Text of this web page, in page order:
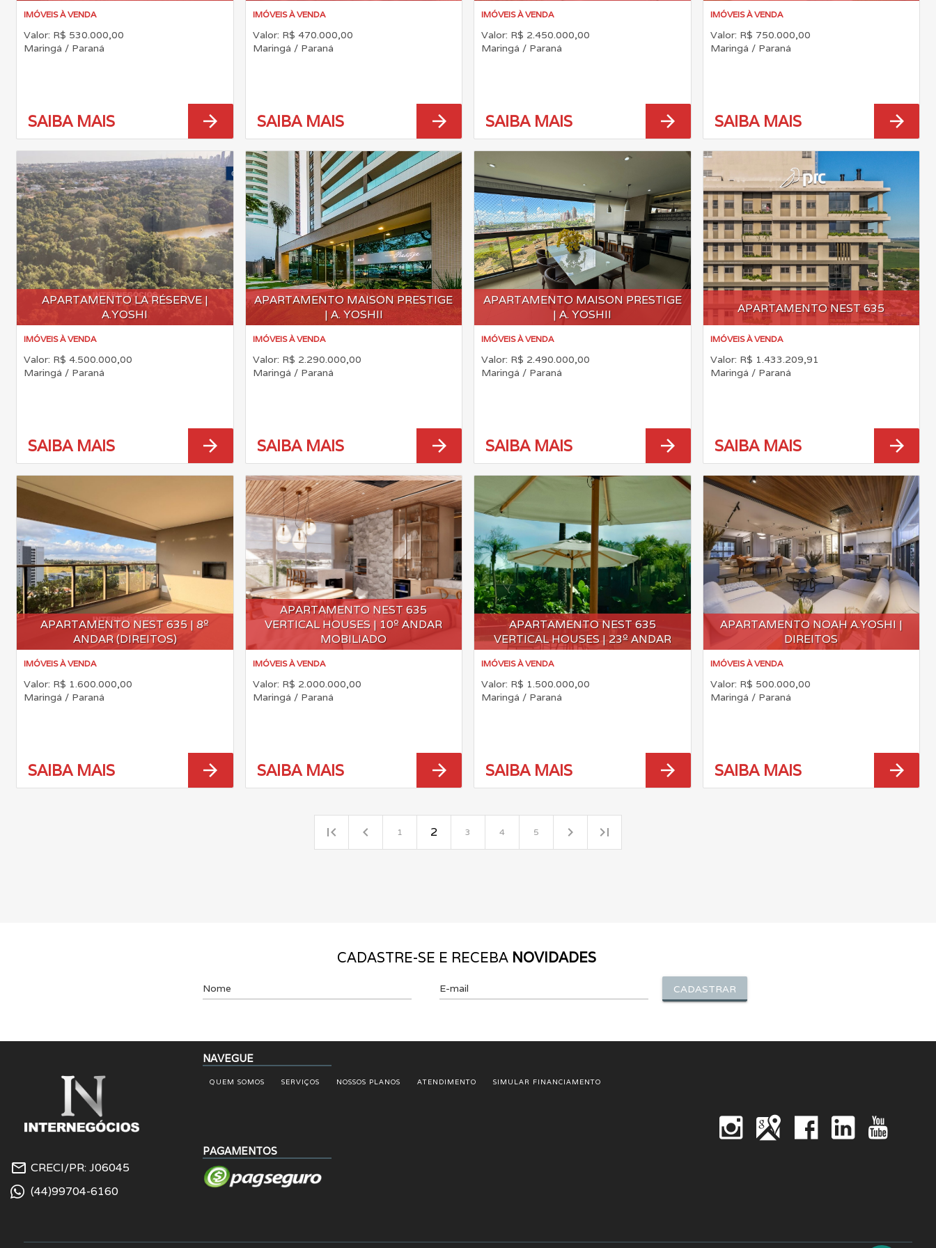
IMÓVEIS À VENDA
Valor: R$ 530.000,00
Maringá / Paraná
SAIBA MAIS arrow_forward
IMÓVEIS À VENDA
Valor: R$ 470.000,00
Maringá / Paraná
SAIBA MAIS arrow_forward
IMÓVEIS À VENDA
Valor: R$ 2.450.000,00
Maringá / Paraná
SAIBA MAIS arrow_forward
IMÓVEIS À VENDA
Valor: R$ 750.000,00
Maringá / Paraná
SAIBA MAIS arrow_forward
APARTAMENTO LA RÉSERVE |
A.YOSHI
IMÓVEIS À VENDA
Valor: R$ 4.500.000,00
Maringá / Paraná
SAIBA MAIS arrow_forward
APARTAMENTO MAISON PRESTIGE
| A. YOSHII
IMÓVEIS À VENDA
Valor: R$ 2.290.000,00
Maringá / Paraná
SAIBA MAIS arrow_forward
APARTAMENTO MAISON PRESTIGE
| A. YOSHII
IMÓVEIS À VENDA
Valor: R$ 2.490.000,00
Maringá / Paraná
SAIBA MAIS arrow_forward
APARTAMENTO NEST 635
IMÓVEIS À VENDA
Valor: R$ 1.433.209,91
Maringá / Paraná
SAIBA MAIS arrow_forward
APARTAMENTO NEST 635 | 8º
ANDAR (DIREITOS)
IMÓVEIS À VENDA
Valor: R$ 1.600.000,00
Maringá / Paraná
SAIBA MAIS arrow_forward
APARTAMENTO NEST 635
VERTICAL HOUSES | 10º ANDAR
MOBILIADO
IMÓVEIS À VENDA
Valor: R$ 2.000.000,00
Maringá / Paraná
SAIBA MAIS arrow_forward
APARTAMENTO NEST 635
VERTICAL HOUSES | 23º ANDAR
IMÓVEIS À VENDA
Valor: R$ 1.500.000,00
Maringá / Paraná
SAIBA MAIS arrow_forward
APARTAMENTO NOAH A.YOSHI |
DIREITOS
IMÓVEIS À VENDA
Valor: R$ 500.000,00
Maringá / Paraná
SAIBA MAIS arrow_forward
first_page navigate_before 1 2 3 4 5 navigate_next last_page
CADASTRE-SE E RECEBA NOVIDADES
Nome E-mail CADASTRAR
mail_outline CRECI/PR: J06045
(44)99704-6160
NAVEGUE
QUEM SOMOS SERVIÇOS NOSSOS PLANOS ATENDIMENTO SIMULAR FINANCIAMENTO
PAGAMENTOS